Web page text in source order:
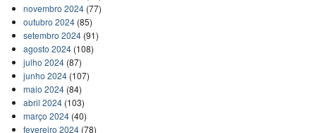
novembro 2024(77)
outubro 2024(85)
setembro 2024(91)
agosto 2024(108)
julho 2024(87)
junho 2024(107)
maio 2024(84)
abril 2024(103)
março 2024(40)
fevereiro 2024(78)